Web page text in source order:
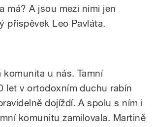
má? A jsou mezi nimi jen
příspěvek Leo Pavláta.
komunita u nás. Tamní
let v ortodoxním duchu rabín
dojíždí. A spolu s ním i
komunitu zamilovala. Martině